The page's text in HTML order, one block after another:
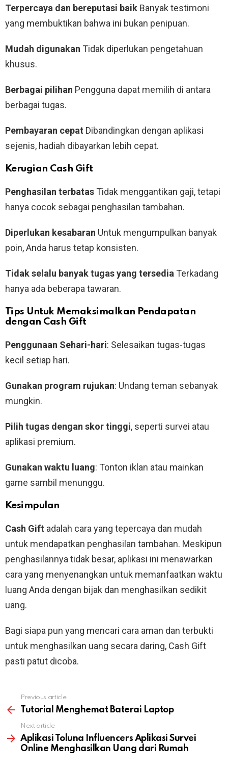
Terpercaya dan bereputasi baik Banyak testimoni
yang membuktikan bahwa ini bukan penipuan.
Mudah digunakan Tidak diperlukan pengetahuan
khusus.
Berbagai pilihan Pengguna dapat memilih di antara
berbagai tugas.
Pembayaran cepat Dibandingkan dengan aplikasi
sejenis, hadiah dibayarkan lebih cepat.
Kerugian Cash Gift
Penghasilan terbatas Tidak menggantikan gaji, tetapi
hanya cocok sebagai penghasilan tambahan.
Diperlukan kesabaran Untuk mengumpulkan banyak
poin, Anda harus tetap konsisten.
Tidak selalu banyak tugas yang tersedia Terkadang
hanya ada beberapa tawaran.
Tips Untuk Memaksimalkan Pendapatan
dengan Cash Gift
Penggunaan Sehari-hari: Selesaikan tugas-tugas
kecil setiap hari.
Gunakan program rujukan: Undang teman sebanyak
mungkin.
Pilih tugas dengan skor tinggi, seperti survei atau
aplikasi premium.
Gunakan waktu luang: Tonton iklan atau mainkan
game sambil menunggu.
Kesimpulan
Cash Gift adalah cara yang tepercaya dan mudah
untuk mendapatkan penghasilan tambahan. Meskipun
penghasilannya tidak besar, aplikasi ini menawarkan
cara yang menyenangkan untuk memanfaatkan waktu
luang Anda dengan bijak dan menghasilkan sedikit
uang.
Bagi siapa pun yang mencari cara aman dan terbukti
untuk menghasilkan uang secara daring, Cash Gift
pasti patut dicoba.
more
Previous article
Tutorial Menghemat Baterai Laptop
Next article
Aplikasi Toluna Influencers Aplikasi Survei
Online Menghasilkan Uang dari Rumah